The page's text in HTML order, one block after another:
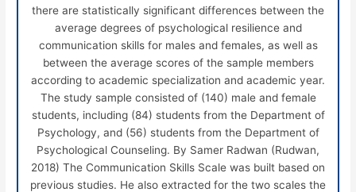
there are statistically significant differences between the
average degrees of psychological resilience and
communication skills for males and females, as well as
between the average scores of the sample members
according to academic specialization and academic year.
The study sample consisted of (140) male and female
students, including (84) students from the Department of
Psychology, and (56) students from the Department of
Psychological Counseling. By Samer Radwan (Rudwan,
2018) The Communication Skills Scale was built based on
previous studies. He also extracted for the two scales the